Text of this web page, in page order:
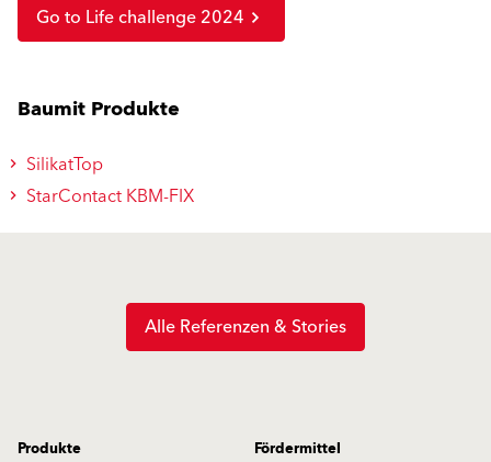
Go to Life challenge 2024
Baumit Produkte
SilikatTop
StarContact KBM-FIX
Alle Referenzen & Stories
Produkte
Fördermittel